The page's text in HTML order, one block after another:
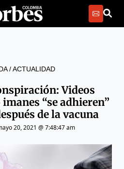
/ACTUALIDAD
Videos
“se adhieren”
de la vacuna
20, 2021 @ 7:48:47 am